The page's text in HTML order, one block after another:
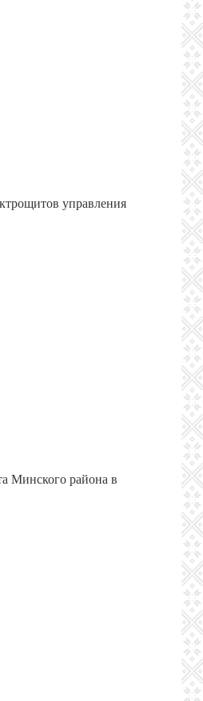
управления
Минского района в